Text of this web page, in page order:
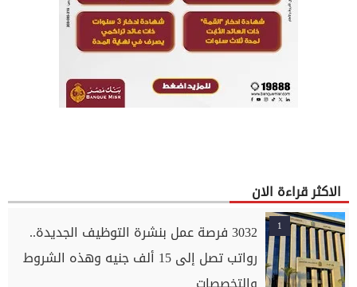
الاكثر قراءة الان
1
3032 فرصة عمل بنشرة التوظيف الجديدة..
رواتب تصل إلى 15 ألف جنيه وهذه الشروط